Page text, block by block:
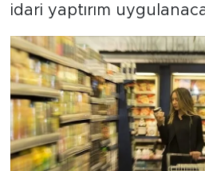
idari yaptırım